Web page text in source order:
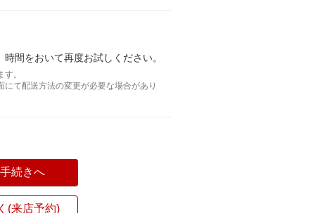
間をおいて再度お試しください。
。
て配送方法の変更が必要な場合があり
続きへ
(来店予約)